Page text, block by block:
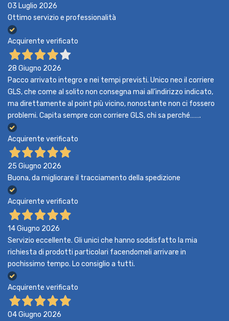
03 Luglio 2026
Ottimo servizio e professionalità
Acquirente verificato
28 Giugno 2026
Pacco arrivato integro e nei tempi previsti. Unico neo il corriere
GLS, che come al solito non consegna mai all’indirizzo indicato,
ma direttamente al point più vicino, nonostante non ci fossero
problemi. Capita sempre con corriere GLS, chi sa perché…….
Acquirente verificato
25 Giugno 2026
Buona, da migliorare il tracciamento della spedizione
Acquirente verificato
14 Giugno 2026
Servizio eccellente. Gli unici che hanno soddisfatto la mia
richiesta di prodotti particolari facendomeli arrivare in
pochissimo tempo. Lo consiglio a tutti.
Acquirente verificato
04 Giugno 2026